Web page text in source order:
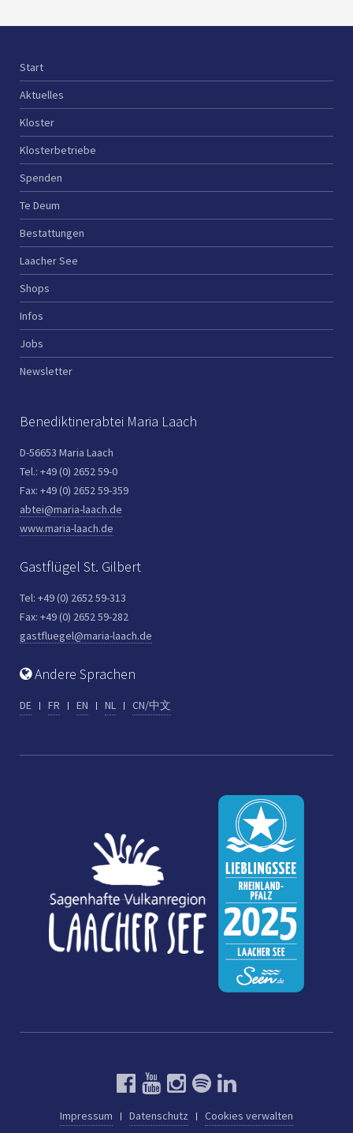
Start
Aktuelles
Kloster
Klosterbetriebe
Spenden
Te Deum
Bestattungen
Laacher See
Shops
Infos
Jobs
Newsletter
Benediktinerabtei Maria Laach
D-56653 Maria Laach
Tel.: +49 (0) 2652 59-0
Fax: +49 (0) 2652 59-359
abtei@maria-laach.de
www.maria-laach.de
Gastflügel St. Gilbert
Tel: +49 (0) 2652 59-313
Fax: +49 (0) 2652 59-282
gastfluegel@maria-laach.de
Andere Sprachen
DE FR EN NL CN/中文
Impressum Datenschutz Cookies verwalten